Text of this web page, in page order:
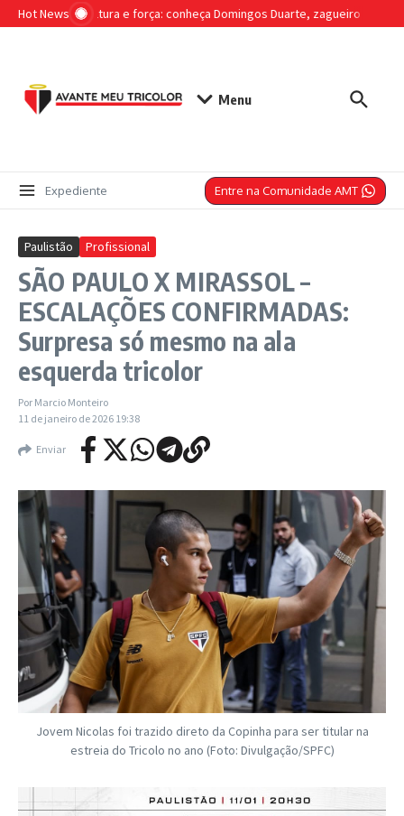
Ir para o conteúdo
Hot News
Liderança, altura e força: conheça Domingos Duarte, zagueiro que
Menu
Expediente Entre na Comunidade AMT
Paulistão Profissional
SÃO PAULO X MIRASSOL –
ESCALAÇÕES CONFIRMADAS:
Surpresa só mesmo na ala
esquerda tricolor
Por Marcio Monteiro
11 de janeiro de 2026 19:38
Enviar
Jovem Nicolas foi trazido direto da Copinha para ser titular na
estreia do Tricolo no ano (Foto: Divulgação/SPFC)